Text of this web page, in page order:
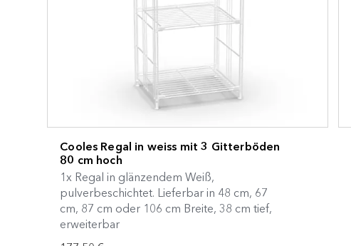
Cooles Regal in weiss mit 3 Gitterböden
80 cm hoch
1x Regal in glänzendem Weiß,
pulverbeschichtet. Lieferbar in 48 cm, 67
cm, 87 cm oder 106 cm Breite, 38 cm tief,
erweiterbar